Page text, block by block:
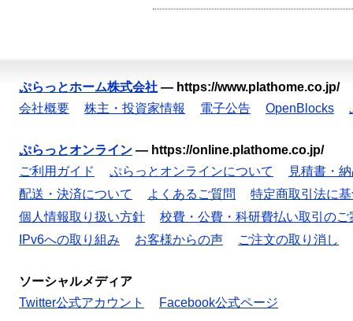
ぷらっとホーム株式会社 — https://www.plathome.co.jp/
会社概要
株主・投資家情報 電子公告 OpenBlocks
ぷらっとオンライン — https://online.plathome.co.jp/
ご利用ガイド
ぷらっとオンラインについて
見積書・
配送・決済について
よくあるご質問
特定商取引法に
個人情報取り扱い方針
校費・公費・科研費払い取引のご
IPv6への取り組み
お客様からの声 ご注文の取り消し
ソーシャルメディア
Twitter公式アカウント
Facebook公式ページ